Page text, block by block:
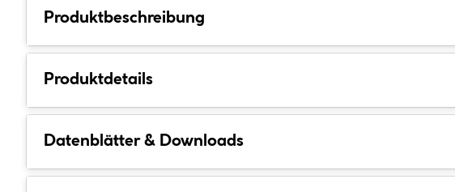
Produktbeschreibung
Produktdetails
Datenblätter & Downloads